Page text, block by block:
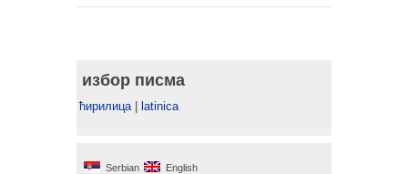
избор писма
ћирилица| latinica
Serbian English